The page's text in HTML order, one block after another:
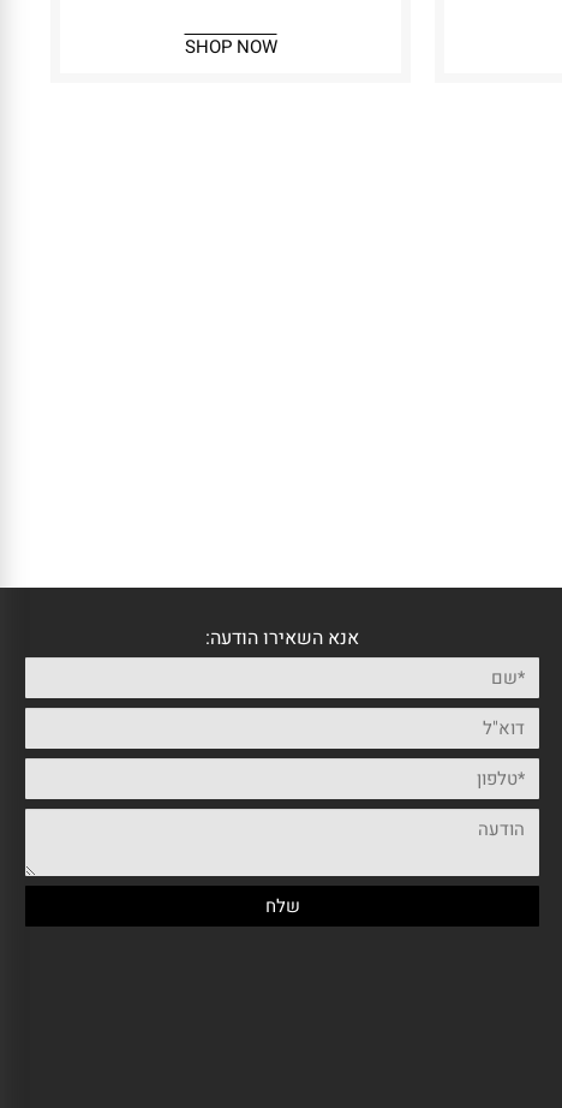
SHOP NOW
אנא השאירו הודעה: